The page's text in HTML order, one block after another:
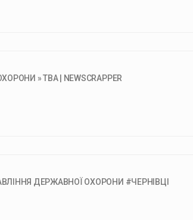
» ТВА | NEWSCRAPPER
ДЕРЖАВНОЇ ОХОРОНИ #ЧЕРНІВЦІ